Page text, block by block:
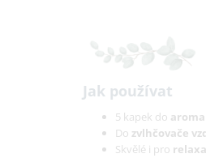
Jak používat
5 kapek do
Do zvlhčovače
Skvělé i pro